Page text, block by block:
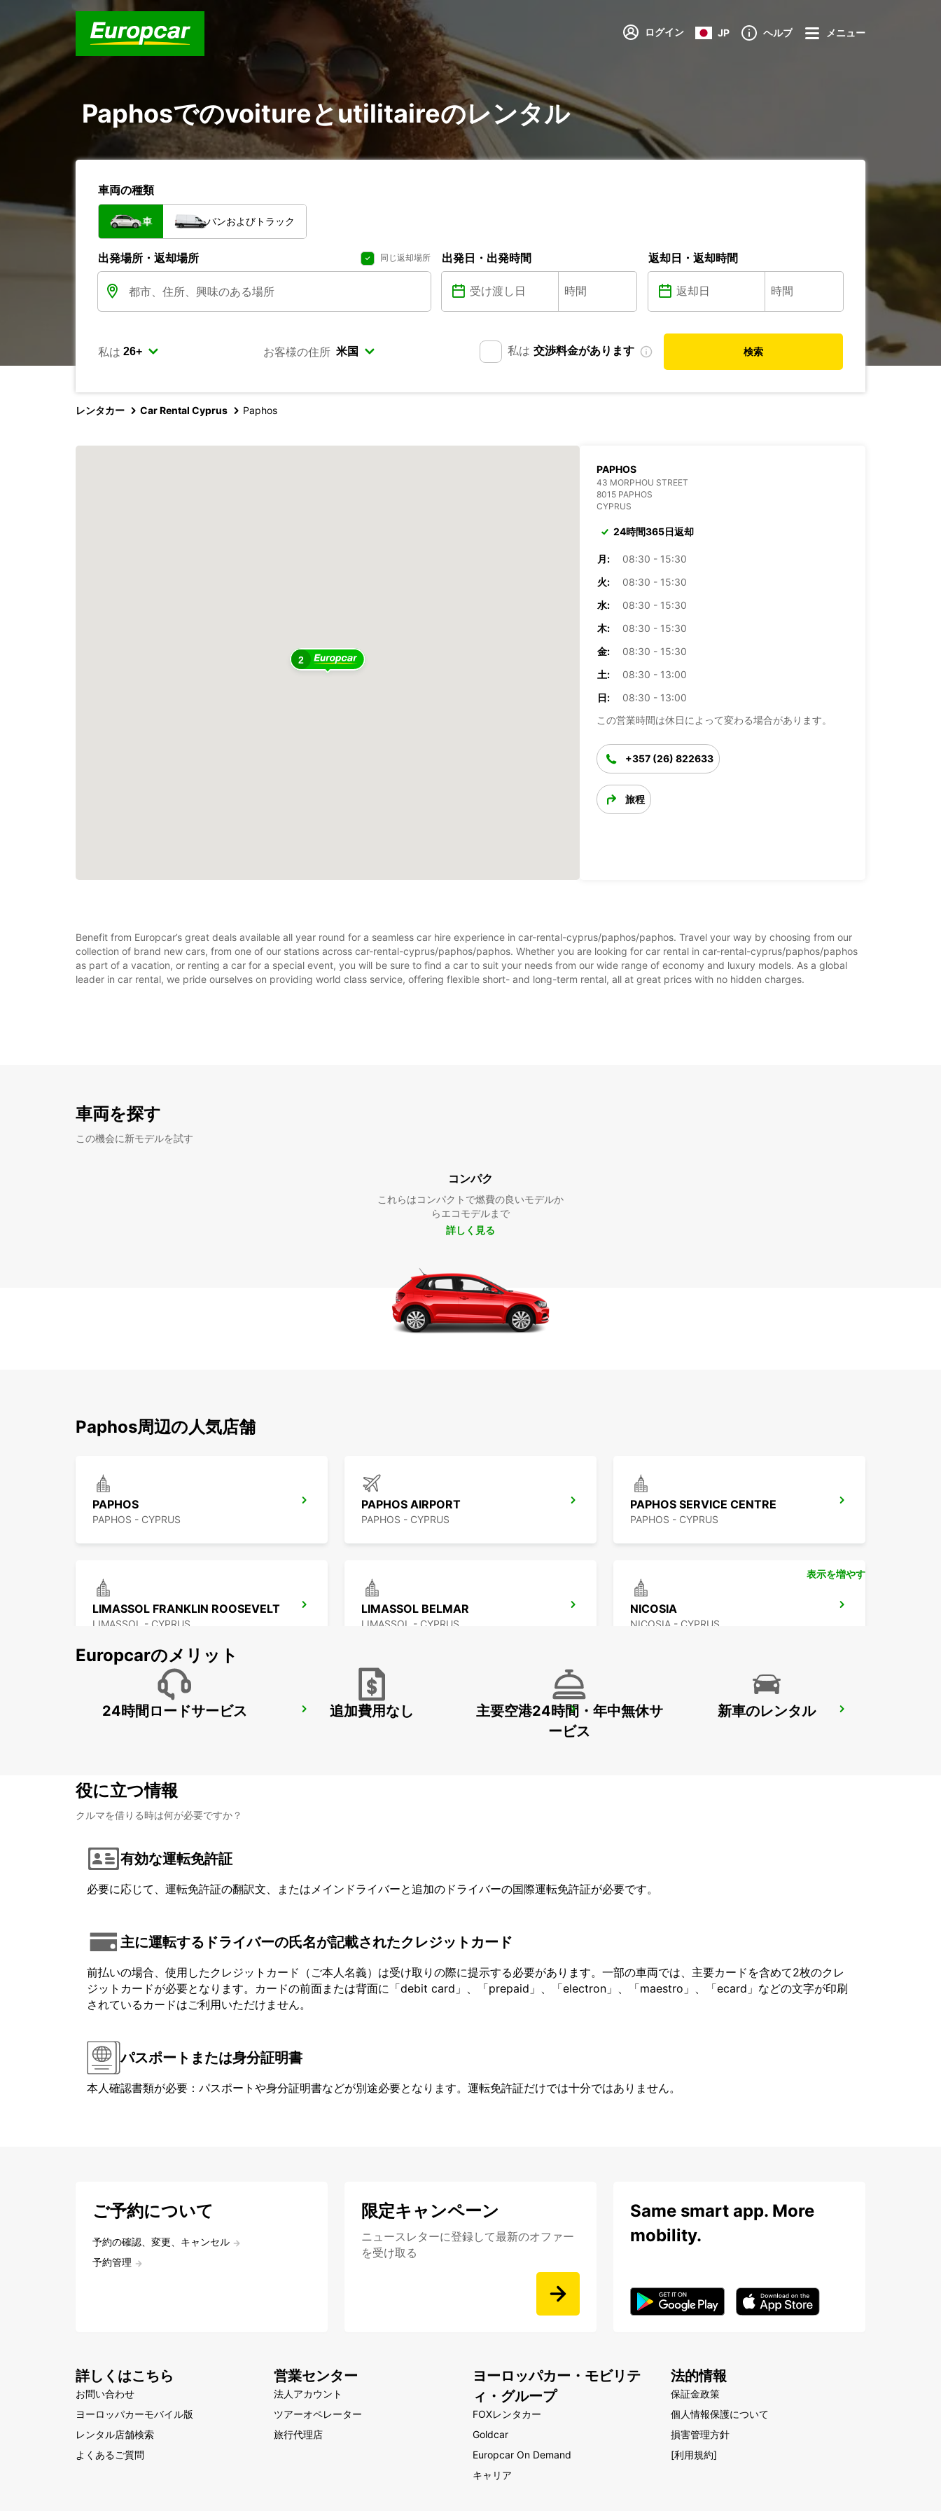
ログイン JP ヘルプ メニュー
Paphosでのvoitureとutilitaireのレンタル
車両の種類
車 バンおよびトラック
出発場所・返却場所 同じ返却場所 出発日・出発時間 返却日・返却時間
私は お客様の住所 私は 交渉料金があります 検索
レンタカー Car Rental Cyprus Paphos
2
PAPHOS
43 MORPHOU STREET
8015 PAPHOS
CYPRUS
24時間365日返却
月:
08:30 - 15:30
火:
08:30 - 15:30
水:
08:30 - 15:30
木:
08:30 - 15:30
金:
08:30 - 15:30
土:
08:30 - 13:00
日:
08:30 - 13:00
この営業時間は休日によって変わる場合があります。
+357 (26) 822633
旅程
Benefit from Europcar’s great deals available all year round for a seamless car hire experience in car-rental-cyprus/paphos/paphos. Travel your way by choosing from our
collection of brand new cars, from one of our stations across car-rental-cyprus/paphos/paphos. Whether you are looking for car rental in car-rental-cyprus/paphos/paphos
as part of a vacation, or renting a car for a special event, you will be sure to find a car to suit your needs from our wide range of economy and luxury models. As a global
leader in car rental, we pride ourselves on providing world class service, offering flexible short- and long-term rental, all at great prices with no hidden charges.
車両を探す
この機会に新モデルを試す
コンパク
これらはコンパクトで燃費の良いモデルか
らエコモデルまで
詳しく見る
Paphos周辺の人気店舗
PAPHOS
PAPHOS - CYPRUS
PAPHOS AIRPORT
PAPHOS - CYPRUS
PAPHOS SERVICE CENTRE
PAPHOS - CYPRUS
LIMASSOL FRANKLIN ROOSEVELT
LIMASSOL - CYPRUS
LIMASSOL BELMAR
LIMASSOL - CYPRUS
NICOSIA
NICOSIA - CYPRUS
LARNACA LARNACA AIRPORT PROTARAS
表示を増やす
Europcarのメリット
24時間ロードサービス 追加費用なし
主要空港24時間・年中無休サ
ービス
新車のレンタル
役に立つ情報
クルマを借りる時は何が必要ですか？
有効な運転免許証
必要に応じて、運転免許証の翻訳文、またはメインドライバーと追加のドライバーの国際運転免許証が必要です。
主に運転するドライバーの氏名が記載されたクレジットカード
前払いの場合、使用したクレジットカード（ご本人名義）は受け取りの際に提示する必要があります。一部の車両では、主要カードを含めて2枚のクレ
ジットカードが必要となります。カードの前面または背面に「debit card」、「prepaid」、「electron」、「maestro」、「ecard」などの文字が印刷
されているカードはご利用いただけません。
パスポートまたは身分証明書
本人確認書類が必要：パスポートや身分証明書などが別途必要となります。運転免許証だけでは十分ではありません。
ご予約について
予約の確認、変更、キャンセル
予約管理
限定キャンペーン
ニュースレターに登録して最新のオファー
を受け取る
Same smart app. More
mobility.
詳しくはこちら
お問い合わせ
ヨーロッパカーモバイル版
レンタル店舗検索
よくあるご質問
営業センター
法人アカウント
ツアーオペレーター
旅行代理店
ヨーロッパカー・モビリテ
ィ・グループ
FOXレンタカー
Goldcar
Europcar On Demand
キャリア
法的情報
保証金政策
個人情報保護について
損害管理方針
[利用規約]